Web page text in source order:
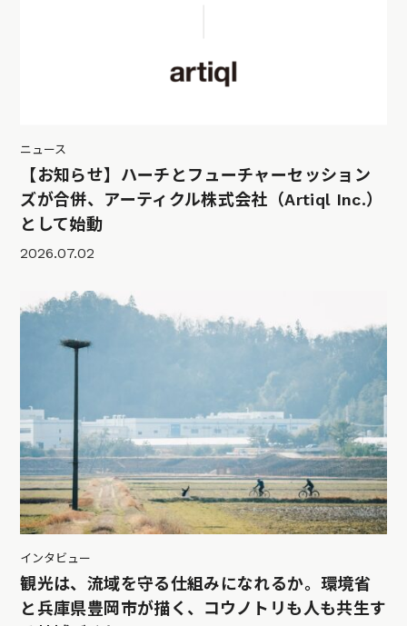
ニュース
【お知らせ】ハーチとフューチャーセッション
ズが合併、アーティクル株式会社（Artiql Inc.）
として始動
2026.07.02
インタビュー
観光は、流域を守る仕組みになれるか。環境省
と兵庫県豊岡市が描く、コウノトリも人も共生す